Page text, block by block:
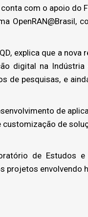
com o apoio do
OpenRAN@Brasil,
explica que a nova
digital na Indústria
de pesquisas, e
de
de
de Estudos e
projetos envolvendo